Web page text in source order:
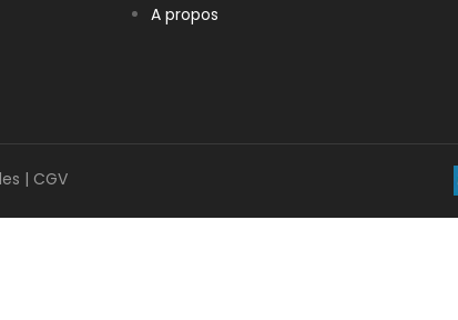
A propos
| CGV